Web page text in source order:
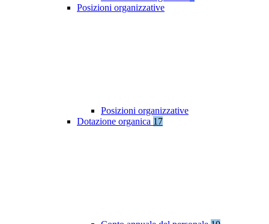
Posizioni organizzative
Posizioni organizzative
Dotazione organica 17